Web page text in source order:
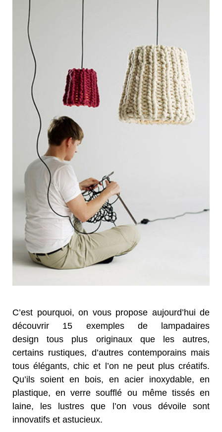
C’est pourquoi, on vous propose aujourd’hui de
découvrir 15 exemples de lampadaires
design tous plus originaux que les autres,
certains rustiques, d’autres contemporains mais
tous élégants, chic et l’on ne peut plus créatifs.
Qu’ils soient en bois, en acier inoxydable, en
plastique, en verre soufflé ou même tissés en
laine, les lustres que l’on vous dévoile sont
innovatifs et astucieux.